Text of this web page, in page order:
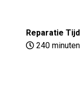
Reparatie Tijd
240 minuten